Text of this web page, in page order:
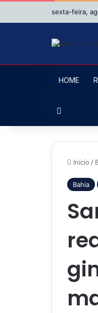
sexta-feira,
HOME
Início /
Bahia